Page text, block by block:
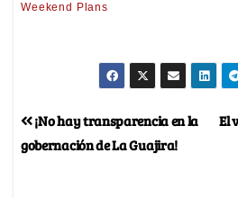
El
¡No hay transparencia en la
gobernación de La Guajira!